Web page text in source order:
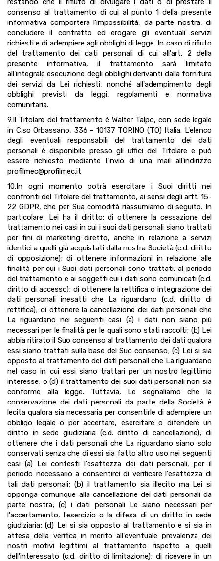
restando che il rifiuto di divulgare i dati o di prestare il
consenso al trattamento di cui al punto 1 della presente
informativa comporterà l'impossibilità, da parte nostra, di
concludere il contratto ed erogare gli eventuali servizi
richiesti e di adempiere agli obblighi di legge. In caso di rifiuto
del trattamento dei dati personali di cui all'art. 2 della
presente informativa, il trattamento sarà limitato
all'integrale esecuzione degli obblighi derivanti dalla fornitura
dei servizi da Lei richiesti, nonché all'adempimento degli
obblighi previsti da leggi, regolamenti e normativa
comunitaria.
9.Il Titolare del trattamento è Walter Talpo, con sede legale
in C.so Orbassano, 336 - 10137 TORINO (TO) Italia. L'elenco
degli eventuali responsabili del trattamento dei dati
personali è disponibile presso gli uffici del Titolare e può
essere richiesto mediante l'invio di una mail all'indirizzo
profilmec@profilmec.it
10.In ogni momento potrà esercitare i Suoi diritti nei
confronti del Titolare del trattamento, ai sensi degli artt. 15-
22 GDPR, che per Sua comodità riassumiamo di seguito. In
particolare, Lei ha il diritto: di ottenere la cessazione del
trattamento nei casi in cui i suoi dati personali siano trattati
per fini di marketing diretto, anche in relazione a servizi
identici a quelli già acquistati dalla nostra Società (c.d. diritto
di opposizione); di ottenere informazioni in relazione alle
finalità per cui i Suoi dati personali sono trattati, al periodo
del trattamento e ai soggetti cui i dati sono comunicati (c.d.
diritto di accesso); di ottenere la rettifica o integrazione dei
dati personali inesatti che La riguardano (c.d. diritto di
rettifica); di ottenere la cancellazione dei dati personali che
La riguardano nei seguenti casi (a) i dati non siano più
necessari per le finalità per le quali sono stati raccolti; (b) Lei
abbia ritirato il Suo consenso al trattamento dei dati qualora
essi siano trattati sulla base del Suo consenso; (c) Lei si sia
opposto al trattamento dei dati personali che La riguardano
nel caso in cui essi siano trattari per un nostro legittimo
interesse; o (d) il trattamento dei suoi dati personali non sia
conforme alla legge. Tuttavia, Le segnaliamo che la
conservazione dei dati personali da parte della Società è
lecita qualora sia necessaria per consentirle di adempiere un
obbligo legale o per accertare, esercitare o difendere un
diritto in sede giudiziaria (c.d. diritto di cancellazione); di
ottenere che i dati personali che La riguardano siano solo
conservati senza che di essi sia fatto altro uso nei seguenti
casi (a) Lei contesti l'esattezza dei dati personali, per il
periodo necessario a consentirci di verificare l'esattezza di
tali dati personali; (b) il trattamento sia illecito ma Lei si
opponga comunque alla cancellazione dei dati personali da
parte nostra; (c) i dati personali Le siano necessari per
l'accertamento, l'esercizio o la difesa di un diritto in sede
giudiziaria; (d) Lei si sia opposto al trattamento e si sia in
attesa della verifica in merito all'eventuale prevalenza dei
nostri motivi legittimi al trattamento rispetto a quelli
dell'interessato (c.d. diritto di limitazione); di ricevere in un